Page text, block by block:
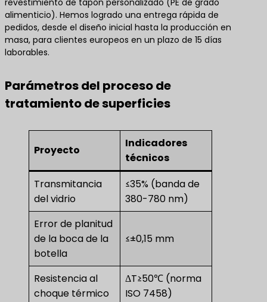
alimenticio). Hemos logrado una entrega rápida de
pedidos, desde el diseño inicial hasta la producción en
masa, para clientes europeos en un plazo de 15 días
laborables.
Parámetros del proceso de
tratamiento de superficies
Proyecto
Indicadores
técnicos
Transmitancia
del vidrio
≤35% (banda de
380-780 nm)
Error de planitud
de la boca de la
botella
≤±0,15 mm
Resistencia al
choque térmico
ΔT≥50℃ (norma
ISO 7458)